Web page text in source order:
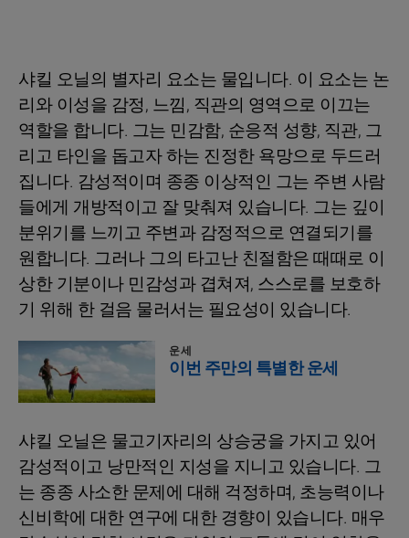
샤킬 오닐의 별자리 요소는 물입니다. 이 요소는 논
리와 이성을 감정, 느낌, 직관의 영역으로 이끄는
역할을 합니다. 그는 민감함, 순응적 성향, 직관, 그
리고 타인을 돕고자 하는 진정한 욕망으로 두드러
집니다. 감성적이며 종종 이상적인 그는 주변 사람
들에게 개방적이고 잘 맞춰져 있습니다. 그는 깊이
분위기를 느끼고 주변과 감정적으로 연결되기를
원합니다. 그러나 그의 타고난 친절함은 때때로 이
상한 기분이나 민감성과 겹쳐져, 스스로를 보호하
기 위해 한 걸음 물러서는 필요성이 있습니다.
운세
이번 주만의 특별한 운세
샤킬 오닐은 물고기자리의 상승궁을 가지고 있어
감성적이고 낭만적인 지성을 지니고 있습니다. 그
는 종종 사소한 문제에 대해 걱정하며, 초능력이나
신비학에 대한 연구에 대한 경향이 있습니다. 매우